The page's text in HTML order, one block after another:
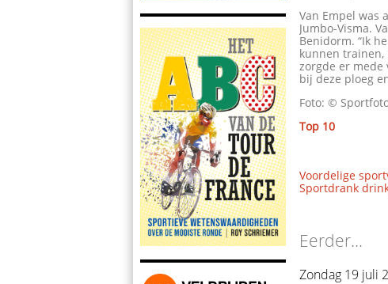
Van Empel was
Jumbo-Visma.
Benidorm. “Ik
kunnen trainen,
zorgde er mede
bij deze ploeg
Foto: ©
Top 10
Voordelige
Sportdrank
Eerder...
Zondag 19 juli